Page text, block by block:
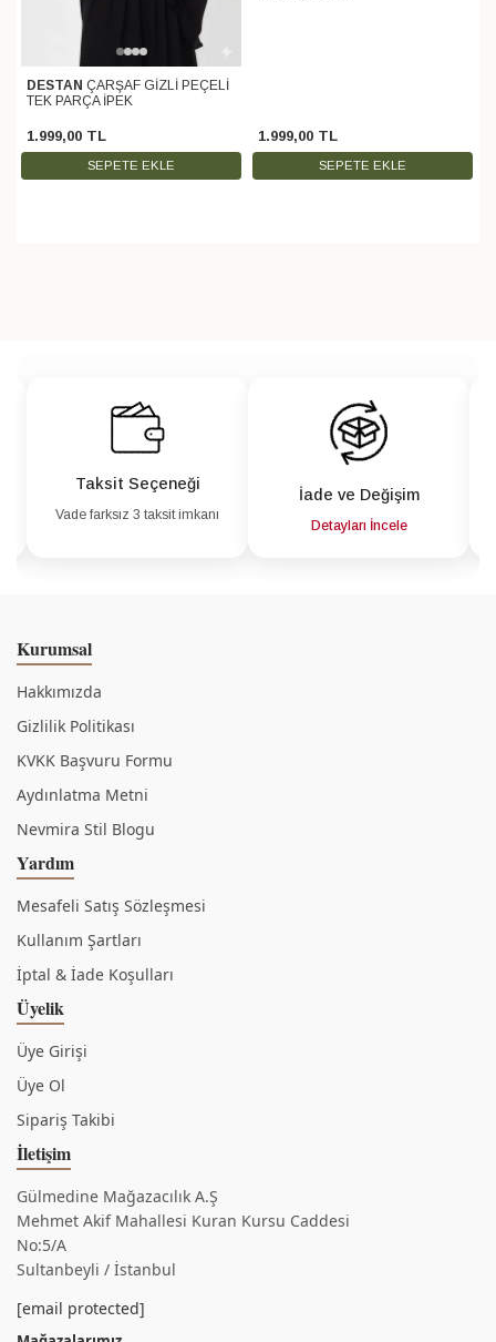
DESTAN ÇARŞAF GİZLİ PEÇELİ
TEK PARÇA İPEK
1.999,00 TL
SEPETE EKLE
1.999,00 TL
SEPETE EKLE
Taksit Seçeneği
Vade farksız 3 taksit imkanı
İade ve Değişim
Detayları İncele
Kurumsal
Hakkımızda
Gizlilik Politikası
KVKK Başvuru Formu
Aydınlatma Metni
Nevmira Stil Blogu
Yardım
Mesafeli Satış Sözleşmesi
Kullanım Şartları
İptal & İade Koşulları
Üyelik
Üye Girişi
Üye Ol
Sipariş Takibi
İletişim
Gülmedine Mağazacılık A.Ş
Mehmet Akif Mahallesi Kuran Kursu Caddesi
No:5/A
Sultanbeyli / İstanbul
[email protected]